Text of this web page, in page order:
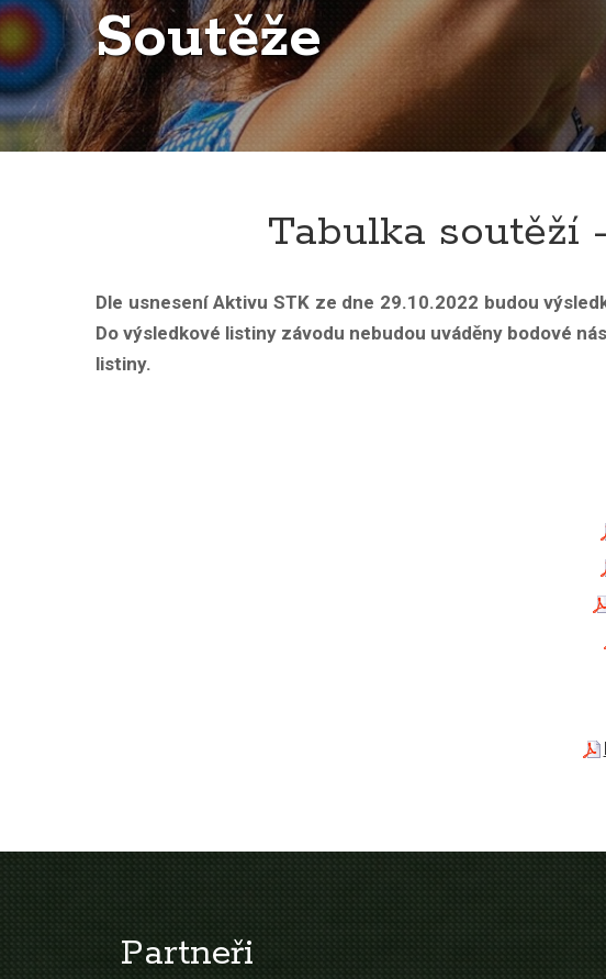
Soutěže
Tabulka soutěží
Dle usnesení Aktivu STK ze dne 29.10.2022 budou
Do výsledkové listiny závodu nebudou uváděny bodové
listiny.
Partneři